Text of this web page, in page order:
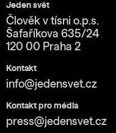
Jeden svět
Člověk v tísni o.p.s.
Šafaříkova 635/24
120 00 Praha 2
Kontakt
info@jedensvet.cz
Kontakt pro média
press@jedensvet.cz